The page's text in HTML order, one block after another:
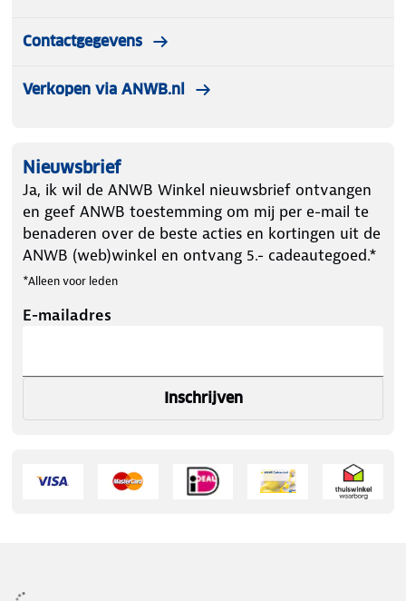
Contactgegevens
Verkopen via ANWB.nl
Nieuwsbrief
Ja, ik wil de ANWB Winkel nieuwsbrief ontvangen
en geef ANWB toestemming om mij per e-mail te
benaderen over de beste acties en kortingen uit de
ANWB (web)winkel en ontvang 5.- cadeautegoed.*
*Alleen voor leden
E-mailadres
Inschrijven